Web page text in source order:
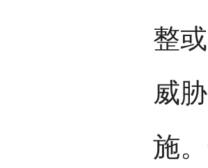
整
威
施